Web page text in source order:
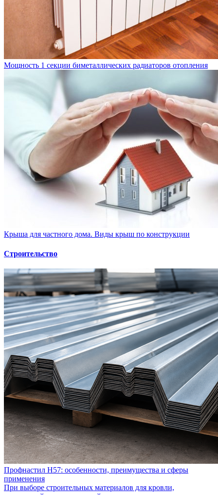
Мощность 1 секции биметаллических радиаторов отопления
Крыша для частного дома. Виды крыш по конструкции
Строительство
Профнастил Н57: особенности, преимущества и сферы
применения
При выборе строительных материалов для кровли,